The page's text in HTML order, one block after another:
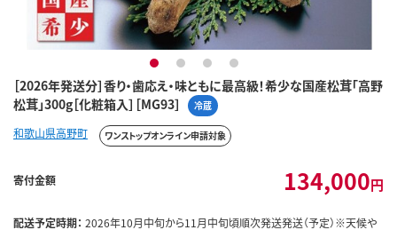
［2026年発送分］香り・歯応え・味ともに最高級！希少な国産松茸「高野
松茸」300g［化粧箱入］［MG93］
冷蔵
1 2 3 4
和歌山県高野町 ワンストップオンライン申請対象
寄付金額 134,000円
配送予定時期： 2026年10月中旬から11月中旬頃順次発送発送（予定）※天候や